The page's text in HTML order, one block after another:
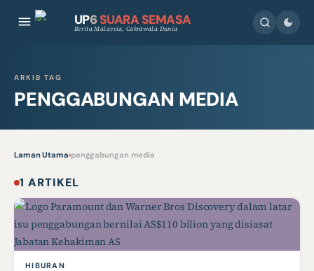
UP6 SUARA SEMASA
Berita Malaysia, Cakrawala Dunia
ARKIB TAG
PENGGABUNGAN MEDIA
Laman Utama›penggabungan media
1 ARTIKEL
HIBURAN